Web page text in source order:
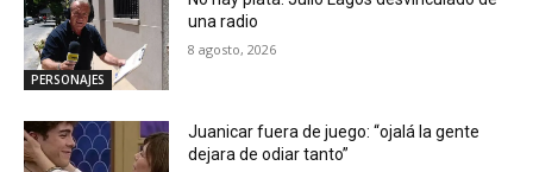
PERSONAJES
una radio
8 agosto, 2026
Juanicar fuera de juego: “ojalá la gente
dejara de odiar tanto”